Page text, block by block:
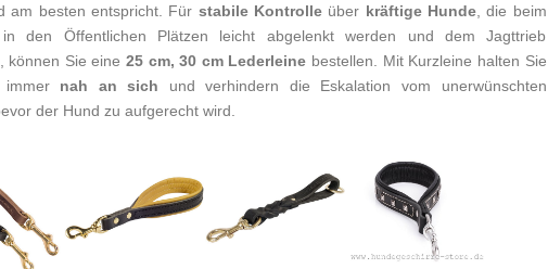
am besten entspricht. Für stabile Kontrolleüber kräftige Hunde, die beim
in den Öffentlichen Plätzen leicht abgelenkt werden und dem Jagttrieb
können Sie eine 25 cm, 30 cm Lederleine bestellen. Mit Kurzleine halten Sie
nah an sich und verhindern die Eskalation vom unerwünschten
der Hund zu aufgerecht wird.